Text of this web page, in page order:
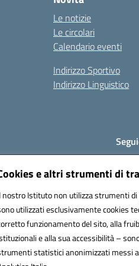
e altri strumenti di
nostro Istituto non utilizza strumenti
utilizzati esclusivamente cookies
funzionamento del sito, alla
e alla sua accessibilità –
statistici anonimizzati messi
Le notizie
Le circolari
Calendario eventi
Indirizzo Sportivo
Indirizzo Linguistico